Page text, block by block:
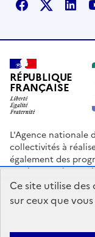
Ce site utilise
sur ceux que
Facebook
X
RÉPUBLIQUE
FRANÇAISE
L'Agence nationale
collectivités à
également des
soutiennent les
Nous contacter
data.gouv.fr